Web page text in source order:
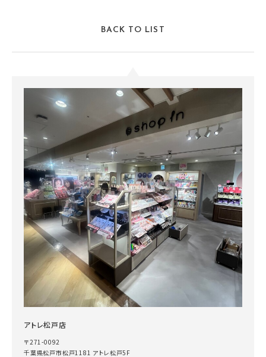
BACK TO LIST
アトレ松戸店
〒271-0092
千葉県松戸市松戸1181 アトレ松戸5F